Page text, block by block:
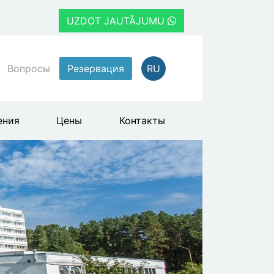
UZDOT JAUTĀJUMU
Вопросы Резервация RU
Цены Контакты